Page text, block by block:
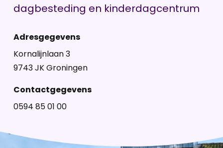
dagbesteding en kinderdagcentrum
Adresgegevens
Kornalijnlaan 3
9743 JK Groningen
Contactgegevens
0594 85 01 00